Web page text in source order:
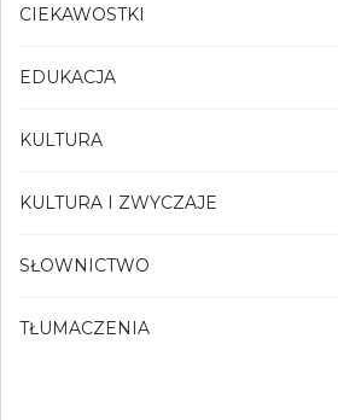
CIEKAWOSTKI
EDUKACJA
KULTURA
KULTURA I ZWYCZAJE
SŁOWNICTWO
TŁUMACZENIA